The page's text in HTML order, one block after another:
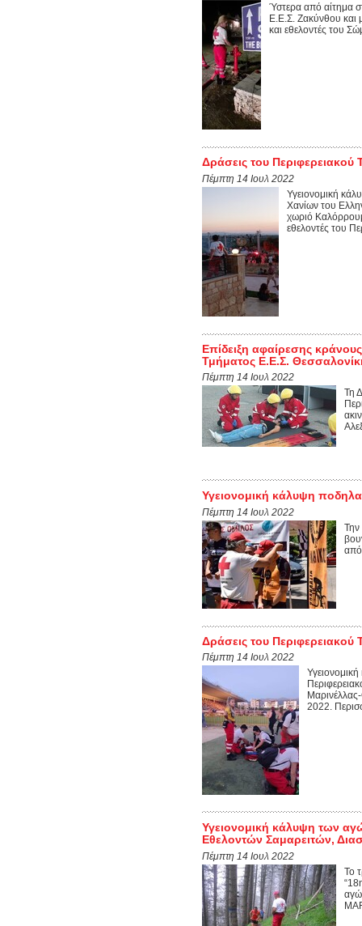
Ύστερα από αίτημα
Ε.Ε.Σ. Ζακύνθου και
και εθελοντές του
Δράσεις του
Πέμπτη 14 Ιουλ 2022
Υγειονομική
Χανίων του
χωριό
εθελοντές του
Επίδειξη αφαίρεσης
Τμήματος Ε.Ε.Σ.
Πέμπτη 14 Ιουλ 2022
Τη
Υγειονομική κάλυψη
Πέμπτη 14 Ιουλ 2022
Την
από
Δράσεις του
Πέμπτη 14 Ιουλ 2022
2022.
Υγειονομική κάλυψη των
Εθελοντών Σαμαρειτών,
Πέμπτη 14 Ιουλ 2022
Το